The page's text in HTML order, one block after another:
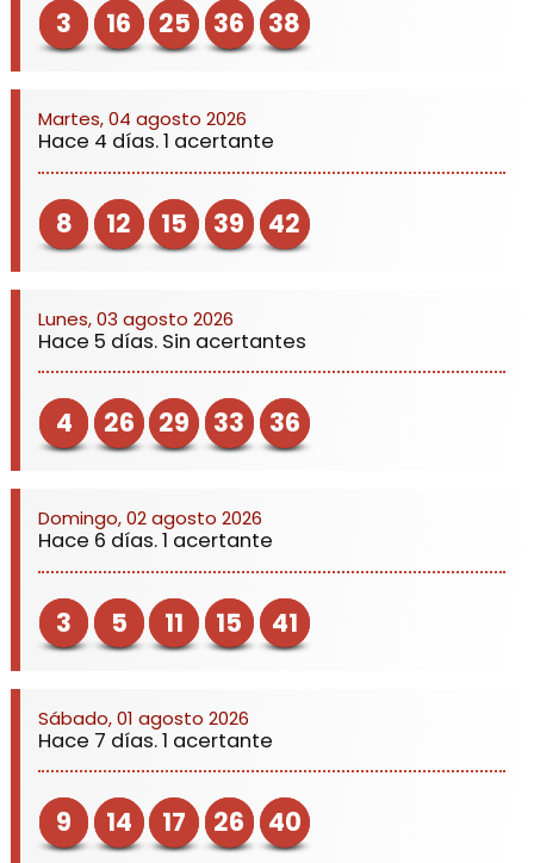
3 16 25 36 38
Martes, 04 agosto 2026
Hace 4 días. 1 acertante
8 12 15 39 42
Lunes, 03 agosto 2026
Hace 5 días. Sin acertantes
4 26 29 33 36
Domingo, 02 agosto 2026
Hace 6 días. 1 acertante
3 5 11 15 41
Sábado, 01 agosto 2026
Hace 7 días. 1 acertante
9 14 17 26 40